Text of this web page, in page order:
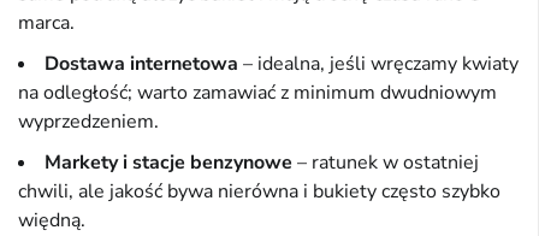
marca.
Dostawa internetowa – idealna, jeśli wręczamy kwiaty
na odległość; warto zamawiać z minimum dwudniowym
wyprzedzeniem.
Markety i stacje benzynowe – ratunek w ostatniej
chwili, ale jakość bywa nierówna i bukiety często szybko
więdną.